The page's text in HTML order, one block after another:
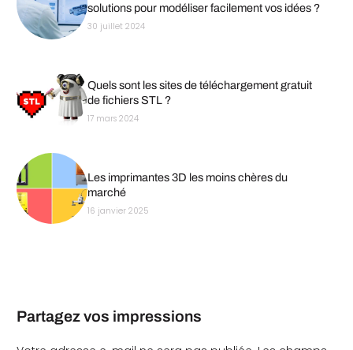
solutions pour modéliser facilement vos idées ?
30 juillet 2024
Quels sont les sites de téléchargement gratuit
de fichiers STL ?
17 mars 2024
Les imprimantes 3D les moins chères du
marché
16 janvier 2025
Partagez vos impressions